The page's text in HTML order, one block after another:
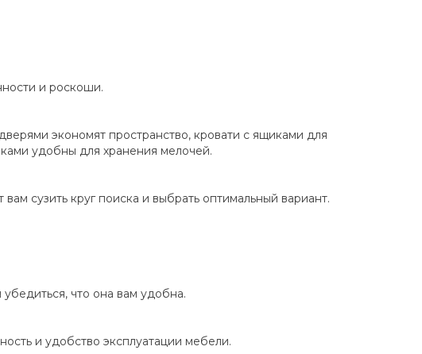
и роскоши.
экономят пространство, кровати с ящиками для
удобны для хранения мелочей.
сузить круг поиска и выбрать оптимальный вариант.
что она вам удобна.
и удобство эксплуатации мебели.